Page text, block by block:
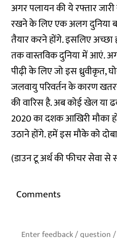
अगर पलायन की ये रफ्तार जारी
रखने के लिए एक अलग दुनिया
तैयार करने होंगे. इसलिए
तक वास्तविक दुनिया में आएं.
पीढ़ी के लिए जो इस ध्रुवीकृत,
जलवायु परिवर्तन के कारण
की वारिस है. अब कोई खेल या
2020 का दशक आखिरी मौका
उठाने होंगे. हमें इस मौके को
(डाउन टू अर्थ की फीचर सेवा से
Comments